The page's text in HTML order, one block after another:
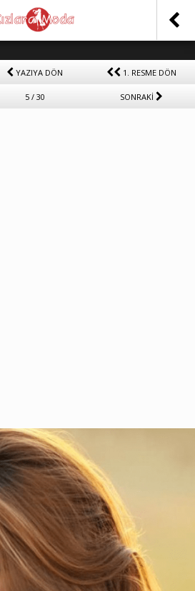
YAZIYA DÖN 1. RESME DÖN
5 / 30 SONRAKİ